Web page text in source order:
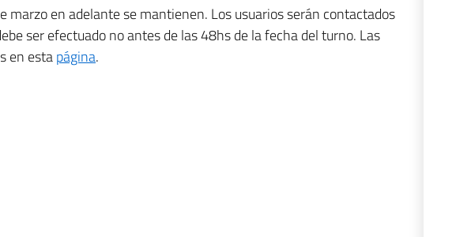
marzo en adelante se mantienen. Los usuarios serán contactados
ser efectuado no antes de las 48hs de la fecha del turno. Las
en estapágina.